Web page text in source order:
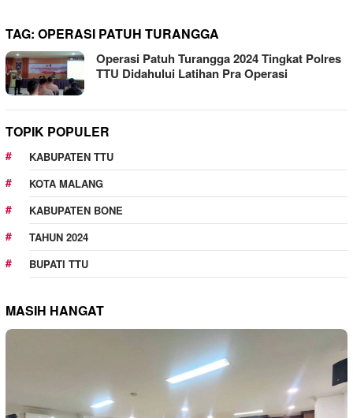
TAG: OPERASI PATUH TURANGGA
Operasi Patuh Turangga 2024 Tingkat Polres
TTU Didahului Latihan Pra Operasi
TOPIK POPULER
KABUPATEN TTU
KOTA MALANG
KABUPATEN BONE
TAHUN 2024
BUPATI TTU
MASIH HANGAT